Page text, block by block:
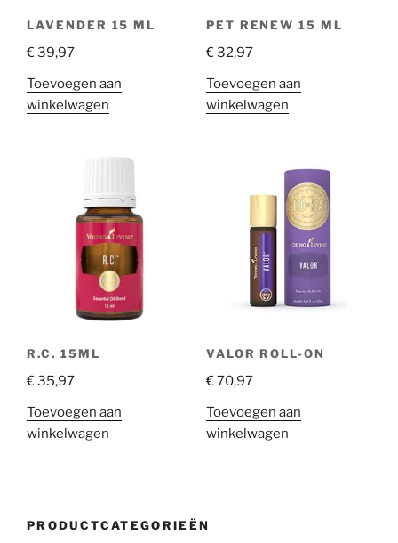
LAVENDER 15 ML
€39,97
Toevoegen aan
winkelwagen
PET RENEW 15 ML
€32,97
Toevoegen aan
winkelwagen
R.C. 15ML
€35,97
Toevoegen aan
winkelwagen
VALOR ROLL-ON
€70,97
Toevoegen aan
winkelwagen
PRODUCTCATEGORIEËN